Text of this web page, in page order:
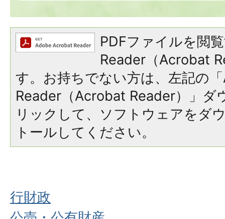
PDFファイルを閲
Reader（Acrobat
す。お持ちでない方は、左記の
Reader（Acrobat Reader）」ダ
リックして、ソフトウェアをダ
トールしてください。
行財政